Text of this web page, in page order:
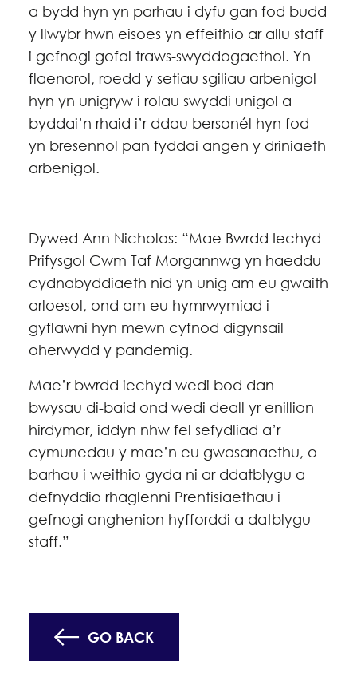
a bydd hyn yn parhau i dyfu gan fod budd
y llwybr hwn eisoes yn effeithio ar allu staff
i gefnogi gofal traws-swyddogaethol. Yn
flaenorol, roedd y setiau sgiliau arbenigol
hyn yn unigryw i rolau swyddi unigol a
byddai’n rhaid i’r ddau bersonél hyn fod
yn bresennol pan fyddai angen y driniaeth
arbenigol.
Dywed Ann Nicholas: “Mae Bwrdd Iechyd
Prifysgol Cwm Taf Morgannwg yn haeddu
cydnabyddiaeth nid yn unig am eu gwaith
arloesol, ond am eu hymrwymiad i
gyflawni hyn mewn cyfnod digynsail
oherwydd y pandemig.
Mae’r bwrdd iechyd wedi bod dan
bwysau di-baid ond wedi deall yr enillion
hirdymor, iddyn nhw fel sefydliad a’r
cymunedau y mae’n eu gwasanaethu, o
barhau i weithio gyda ni ar ddatblygu a
defnyddio rhaglenni Prentisiaethau i
gefnogi anghenion hyfforddi a datblygu
staff.”
GO BACK